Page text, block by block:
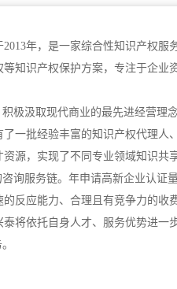
年，是一家综合性知识产权服
知识产权保护方案，专注于企业
极汲取现代商业的最先进经营理
一批经验丰富的知识产权代理人
源，实现了不同专业领域知识共
询服务链。年申请高新企业认证量
反应能力、合理且有竞争力的收
将依托自身人才、服务优势进一